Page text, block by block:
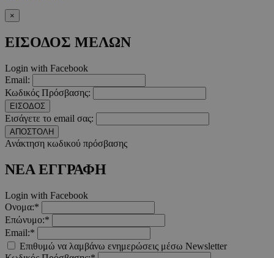
×
ΕΙΣΟΔΟΣ ΜΕΛΩΝ
Login with Facebook
Email:
Κωδικός Πρόσβασης:
ΕΙΣΟΔΟΣ
Εισάγετε το email σας:
ΑΠΟΣΤΟΛΗ
Ανάκτηση κωδικού πρόσβασης
ΝΕΑ ΕΓΓΡΑΦΗ
Login with Facebook
Ονομα:*
Επώνυμο:*
Email:*
Επιθυμώ να λαμβάνω ενημερώσεις μέσω Newsletter
__cf_bm
Privacy Policy